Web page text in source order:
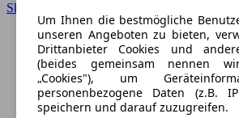
Skoda
Um Ihnen die bestmögliche
unseren Angeboten zu bieten,
Drittanbieter Cookies und
(beides gemeinsam nennen
„Cookies"), um
personenbezogene Daten (z.B.
speichern und darauf zuzugreifen.